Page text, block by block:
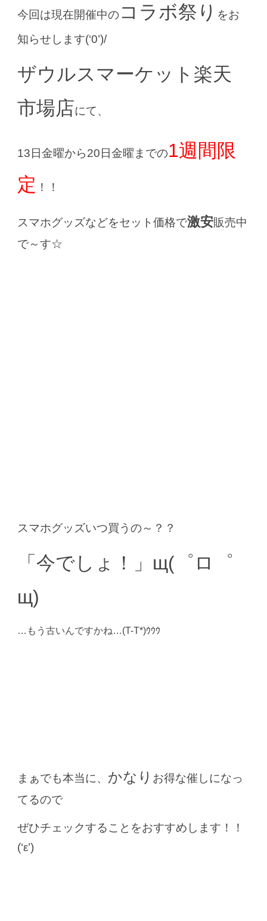
今回は現在開催中の コラボ祭り をお
知らせします(‘0’)/
ザウルスマーケット楽天
市場店にて、
13日金曜から20日金曜までの1週間限
定 ！！
スマホグッズなどをセット価格で激安販売中
で～す☆
スマホグッズいつ買うの～？？
「今でしょ！」щ(゜ロ゜
щ)
…もう古いんですかね…(T-T*)ｳｳｳ
まぁでも本当に、 かなり お得な催しになっ
てるので
ぜひチェックすることをおすすめします！！
(‘ε’)